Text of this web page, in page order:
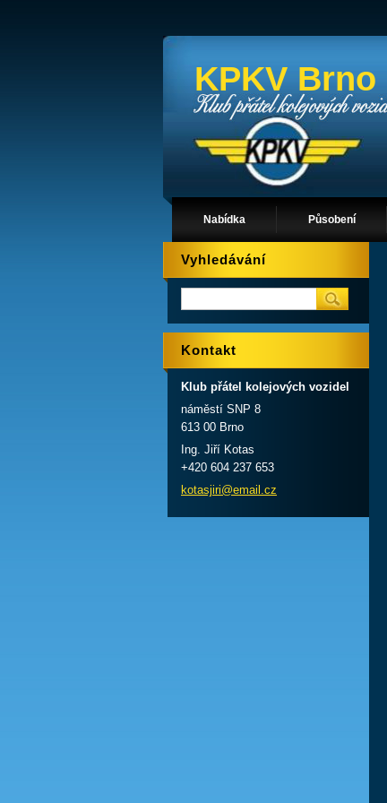
KPKV Brno
Nabídka Působení
Vyhledávání
Kontakt
Klub přátel kolejových vozidel
náměstí SNP 8
613 00 Brno
Ing. Jiří Kotas
+420 604 237 653
kotasjiri@email.cz